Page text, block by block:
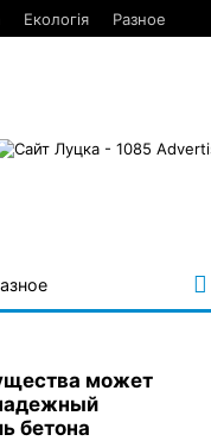
Екологія Разное
может
бетона